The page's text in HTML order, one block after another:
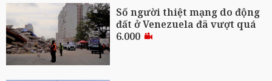
Số người thiệt mạng do động
đất ở Venezuela đã vượt quá
6.000